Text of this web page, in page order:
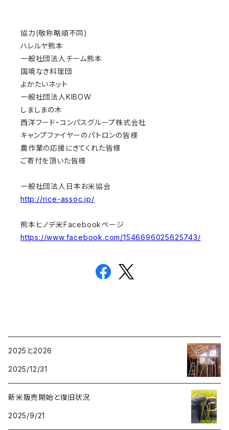
協力(敬称略順不同)
ハレルヤ熊本
一般社団法人チーム熊本
国境なき料理団
よかたいネット
一般社団法人KIBOW
しましまの木
西洋フード・コンパスグループ株式会社
キャンプファイヤーのパトロンの皆様
農作業の応援にきてくれた皆様
ご寄付を頂いた皆様
一般社団法人日本お米協会
http://rice-assoc.jp/
熊本ヒノデ米Facebookページ
https://www.facebook.com/1546696025625743/
2025と2026
2025/12/31
新米販売開始と復旧状況
2025/9/21